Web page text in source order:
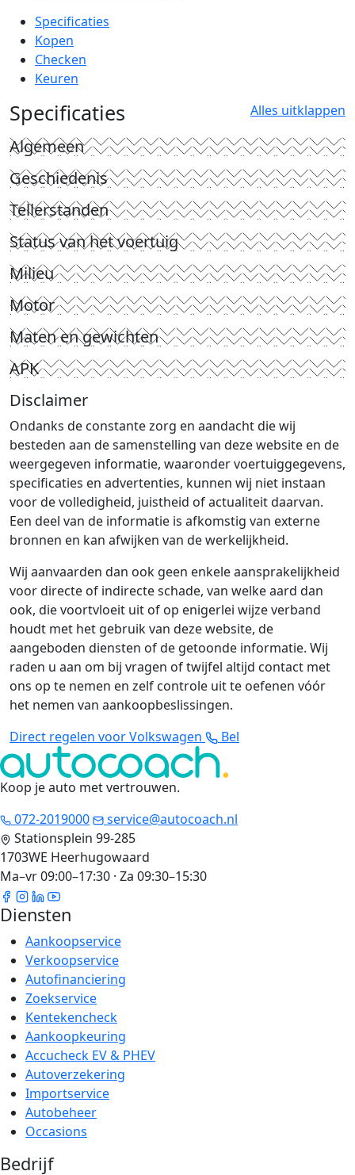
Specificaties
Kopen
Checken
Keuren
Specificaties Alles uitklappen
Algemeen
Geschiedenis
Tellerstanden
Status van het voertuig
Milieu
Motor
Maten en gewichten
APK
Disclaimer
Ondanks de constante zorg en aandacht die wij
besteden aan de samenstelling van deze website en de
weergegeven informatie, waaronder voertuiggegevens,
specificaties en advertenties, kunnen wij niet instaan
voor de volledigheid, juistheid of actualiteit daarvan.
Een deel van de informatie is afkomstig van externe
bronnen en kan afwijken van de werkelijkheid.
Wij aanvaarden dan ook geen enkele aansprakelijkheid
voor directe of indirecte schade, van welke aard dan
ook, die voortvloeit uit of op enigerlei wijze verband
houdt met het gebruik van deze website, de
aangeboden diensten of de getoonde informatie. Wij
raden u aan om bij vragen of twijfel altijd contact met
ons op te nemen en zelf controle uit te oefenen vóór
het nemen van aankoopbeslissingen.
Direct regelen voor Volkswagen
Bel
Koop je auto met vertrouwen.
072-2019000
service@autocoach.nl
Stationsplein 99-285
1703WE Heerhugowaard
Ma–vr 09:00–17:30 · Za 09:30–15:30
Diensten
Aankoopservice
Verkoopservice
Autofinanciering
Zoekservice
Kentekencheck
Aankoopkeuring
Accucheck EV & PHEV
Autoverzekering
Importservice
Autobeheer
Occasions
Bedrijf